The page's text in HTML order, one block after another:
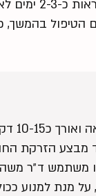
כ-7 ימים לאחר הטיפול.
הטיפול בהמשך,
מבצע הזרקת
מנת למנוע